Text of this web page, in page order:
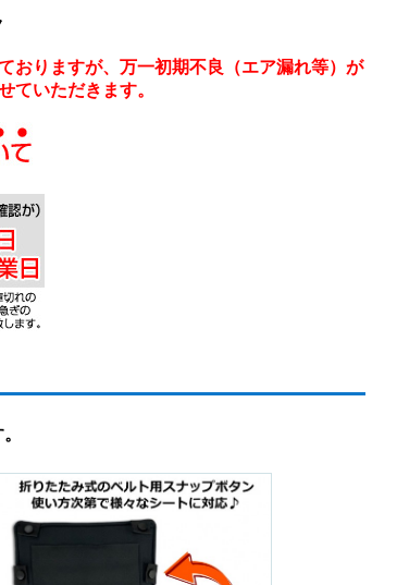
おりますが、万一初期不良（エア漏れ等）が
ていただきます。